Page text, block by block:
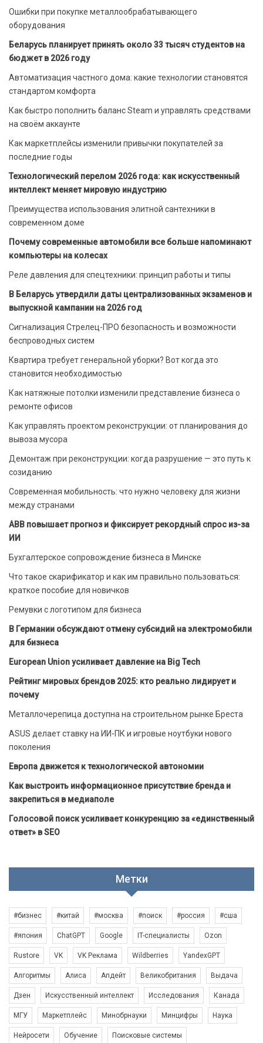
Ошибки при покупке металлообрабатывающего
оборудования
Беларусь планирует принять около 33 тысяч студентов на
бюджет в 2026 году
Автоматизация частного дома: какие технологии становятся
стандартом комфорта
Как быстро пополнить баланс Steam и управлять средствами
на своём аккаунте
Как маркетплейсы изменили привычки покупателей за
последние годы
Технологический перелом 2026 года: как искусственный
интеллект меняет мировую индустрию
Преимущества использования элитной сантехники в
современном доме
Почему современные автомобили все больше напоминают
компьютеры на колесах
Реле давления для спецтехники: принцип работы и типы
В Беларусь утвердили даты централизованных экзаменов и
выпускной кампании на 2026 год
Сигнализация Стрелец-ПРО безопасность и возможности
беспроводных систем
Квартира требует генеральной уборки? Вот когда это
становится необходимостью
Как натяжные потолки изменили представление бизнеса о
ремонте офисов
Как управлять проектом реконструкции: от планирования до
вывоза мусора
Демонтаж при реконструкции: когда разрушение — это путь к
созиданию
Современная мобильность: что нужно человеку для жизни
между странами
ABB повышает прогноз и фиксирует рекордный спрос из-за
ИИ
Бухгалтерское сопровождение бизнеса в Минске
Что такое скарификатор и как им правильно пользоваться:
краткое пособие для новичков
Ремувки с логотипом для бизнеса
В Германии обсуждают отмену субсидий на электромобили
для бизнеса
European Union усиливает давление на Big Tech
Рейтинг мировых брендов 2025: кто реально лидирует и
почему
Металлочерепица доступна на строительном рынке Бреста
ASUS делает ставку на ИИ-ПК и игровые ноутбуки нового
поколения
Европа движется к технологической автономии
Как выстроить информационное присутствие бренда и
закрепиться в медиаполе
Голосовой поиск усиливает конкуренцию за «единственный
ответ» в SEO
Метки
#бизнес #китай #москва #поиск #россия #сша
#япония ChatGPT Google IT-специалисты Ozon
Rustore VK VK Реклама Wildberries YandexGPT
Алгоритмы Алиса Апдейт Великобритания Выдача
Дзен Искусственный интеллект Исследования Канада
МГУ Маркетплейс Минобрнауки Минцифры Наука
Нейросети Обучение Поисковые системы